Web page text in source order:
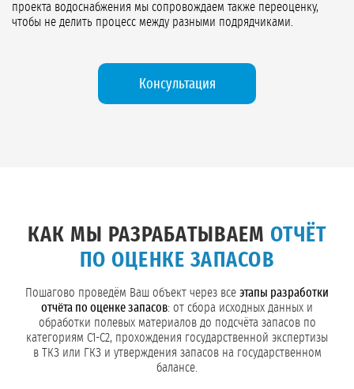
проекта водоснабжения мы сопровождаем также переоценку,
чтобы не делить процесс между разными подрядчиками.
Консультация
КАК МЫ РАЗРАБАТЫВАЕМ ОТЧЁТ
ПО ОЦЕНКЕ ЗАПАСОВ
Пошагово проведём Ваш объект через все этапы разработки
отчёта по оценке запасов: от сбора исходных данных и
обработки полевых материалов до подсчёта запасов по
категориям С1-С2, прохождения государственной экспертизы
в ТКЗ или ГКЗ и утверждения запасов на государственном
балансе.